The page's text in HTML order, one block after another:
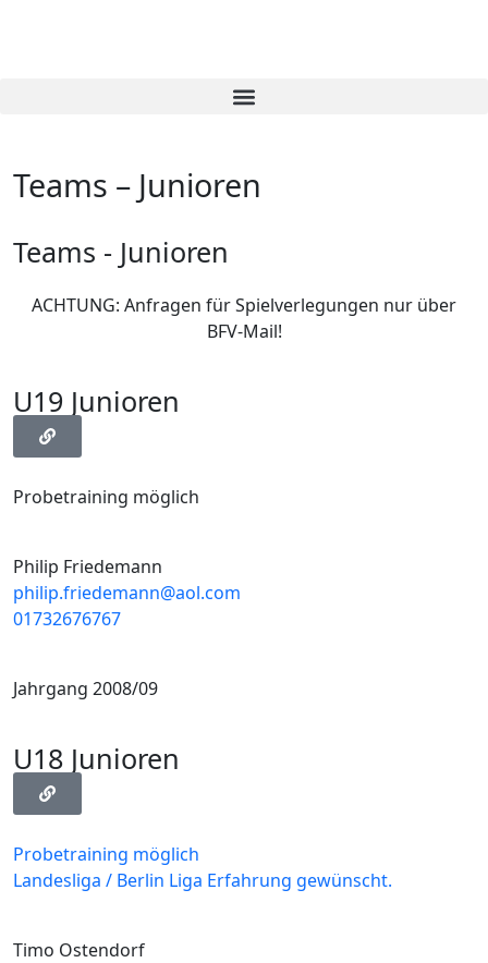
Teams – Junioren
Teams - Junioren
ACHTUNG: Anfragen für Spielverlegungen nur über
BFV-Mail!
U19 Junioren
Probetraining möglich
Philip Friedemann
philip.friedemann@aol.com
01732676767
Jahrgang 2008/09
U18 Junioren
Probetraining möglich
Landesliga / Berlin Liga Erfahrung gewünscht.
Timo Ostendorf